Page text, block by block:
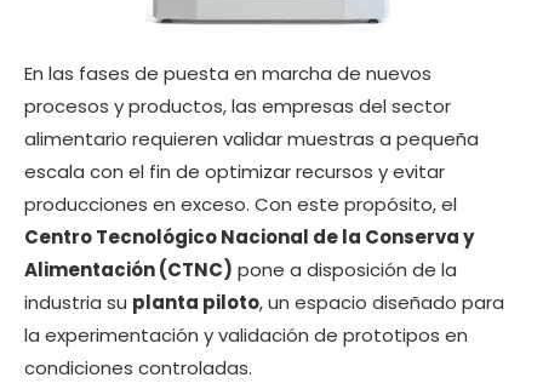
En las fases de puesta en marcha de nuevos
procesos y productos, las empresas del sector
alimentario requieren validar muestras a pequeña
escala con el fin de optimizar recursos y evitar
producciones en exceso. Con este propósito, el
Centro Tecnológico Nacional de la Conserva y
Alimentación (CTNC) pone a disposición de la
industria su planta piloto, un espacio diseñado para
la experimentación y validación de prototipos en
condiciones controladas.